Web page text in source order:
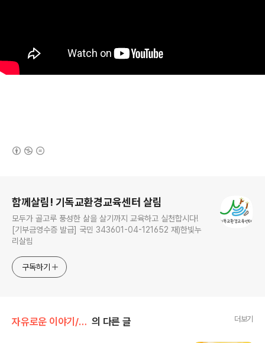
함께살림! 기독교환경교육센터 살림
모두가 골고루 풍성한 삶을 살기까지 교육하고 실천합시다!
[기부금영수증 발급] 국민 343601-04-121652 재)한빛누
리살림
구독하기
자유로운 이야기/듣는 살림 의 다른 글 더보기